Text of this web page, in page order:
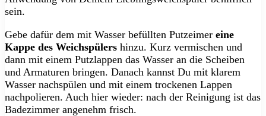
sein.
Gebe dafür dem mit Wasser befüllten Putzeimer eine
Kappe des Weichspülers hinzu. Kurz vermischen und
dann mit einem Putzlappen das Wasser an die Scheiben
und Armaturen bringen. Danach kannst Du mit klarem
Wasser nachspülen und mit einem trockenen Lappen
nachpolieren. Auch hier wieder: nach der Reinigung ist das
Badezimmer angenehm frisch.